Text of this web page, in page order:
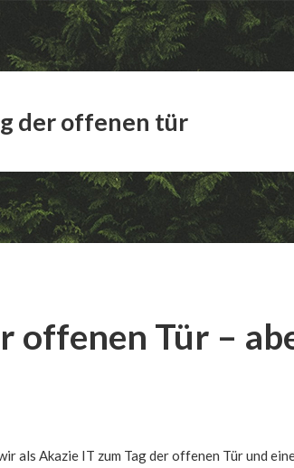
der offenen tür
offenen Tür –
als Akazie IT zum Tag der offenen Tür und